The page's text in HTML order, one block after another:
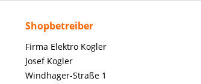
Shopbetreiber
Firma Elektro Kogler
Josef Kogler
Windhager-Straße 1